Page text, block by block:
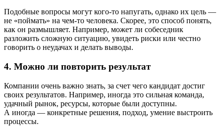
Подобные вопросы могут кого-то напугать, однако их цель —
не «поймать» на чем-то человека. Скорее, это способ понять,
как он размышляет. Например, может ли собеседник
разложить сложную ситуацию, увидеть риски или честно
говорить о неудачах и делать выводы.
4. Можно ли повторить результат
Компании очень важно знать, за счет чего кандидат достиг
своих результатов. Например, иногда это сильная команда,
удачный рынок, ресурсы, которые были доступны.
А иногда — конкретные решения, подход, умение выстроить
процессы.